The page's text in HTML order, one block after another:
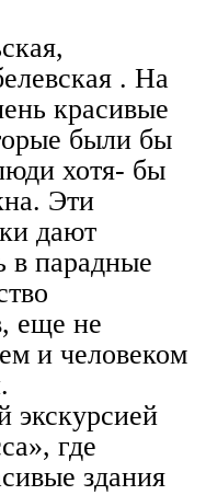
. На
красивые
были бы
хотя- бы
Эти
дают
в парадные
еще не
и человеком
экскурсией
где
здания